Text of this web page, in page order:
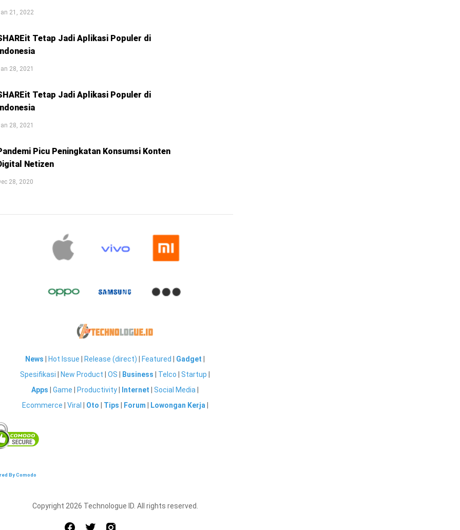
21, 2022
Tetap Jadi Aplikasi Populer di
28, 2021
Tetap Jadi Aplikasi Populer di
28, 2021
Picu Peningkatan Konsumsi Konten
Netizen
28, 2020
News Hot Issue Release (direct) Featured Gadget
Spesifikasi
New Product OS Business Telco Startup
Apps
Game Productivity Internet Social Media
Ecommerce
Viral Oto Tips Forum Lowongan Kerja
By Comodo
Copyright 2026 Technologue ID. All rights reserved.